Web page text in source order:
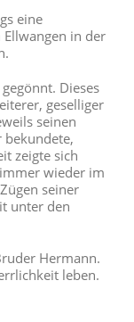
eine
in der
Dieses
geselliger
seinen
bekundete,
zeigte sich
wieder im
seiner
unter den
Hermann.
leben.